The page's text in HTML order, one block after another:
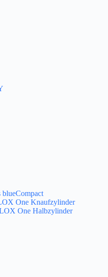
blueCompact
One Knaufzylinder
One Halbzylinder